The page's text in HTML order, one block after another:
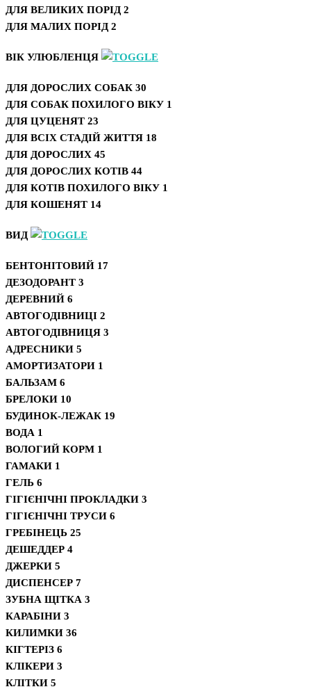
ДЛЯ ВЕЛИКИХ ПОРІД 2
ДЛЯ МАЛИХ ПОРІД 2
ВІК УЛЮБЛЕНЦЯ
ДЛЯ ДОРОСЛИХ СОБАК 30
ДЛЯ СОБАК ПОХИЛОГО ВІКУ 1
ДЛЯ ЦУЦЕНЯТ 23
ДЛЯ ВСІХ СТАДІЙ ЖИТТЯ 18
ДЛЯ ДОРОСЛИХ 45
ДЛЯ ДОРОСЛИХ КОТІВ 44
ДЛЯ КОТІВ ПОХИЛОГО ВІКУ 1
ДЛЯ КОШЕНЯТ 14
ВИД
БЕНТОНІТОВИЙ 17
ДЕЗОДОРАНТ 3
ДЕРЕВНИЙ 6
АВТОГОДІВНИЦІ 2
АВТОГОДІВНИЦЯ 3
АДРЕСНИКИ 5
АМОРТИЗАТОРИ 1
БАЛЬЗАМ 6
БРЕЛОКИ 10
БУДИНОК-ЛЕЖАК 19
ВОДА 1
ВОЛОГИЙ КОРМ 1
ГАМАКИ 1
ГЕЛЬ 6
ГІГІЄНІЧНІ ПРОКЛАДКИ 3
ГІГІЄНІЧНІ ТРУСИ 6
ГРЕБІНЕЦЬ 25
ДЕШЕДДЕР 4
ДЖЕРКИ 5
ДИСПЕНСЕР 7
ЗУБНА ЩІТКА 3
КАРАБІНИ 3
КИЛИМКИ 36
КІГТЕРІЗ 6
КЛІКЕРИ 3
КЛІТКИ 5